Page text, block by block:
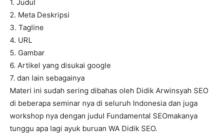
1. Judul
2. Meta Deskripsi
3. Tagline
4. URL
5. Gambar
6. Artikel yang disukai google
7. dan lain sebagainya
Materi ini sudah sering dibahas oleh Didik Arwinsyah SEO
di beberapa seminar nya di seluruh Indonesia dan juga
workshop nya dengan judul Fundamental SEOmakanya
tunggu apa lagi ayuk buruan WA Didik SEO.